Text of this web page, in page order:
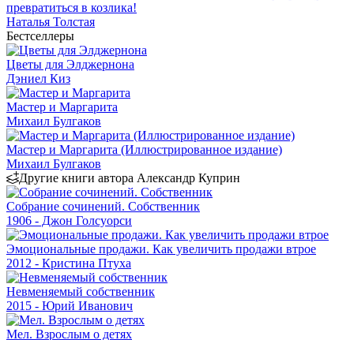
превратиться в козлика!
Наталья Толстая
Бестселлеры
Цветы для Элджернона
Дэниел Киз
Мастер и Маргарита
Михаил Булгаков
Мастер и Маргарита (Иллюстрированное издание)
Михаил Булгаков
Другие книги автора Александр Куприн
Собрание сочинений. Собственник
1906 - Джон Голсуорси
Эмоциональные продажи. Как увеличить продажи втрое
2012 - Кристина Птуха
Невменяемый собственник
2015 - Юрий Иванович
Мел. Взрослым о детях